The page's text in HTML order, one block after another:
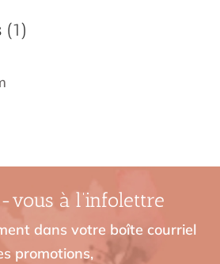
(1)
vous à l’infolettre
dans votre boîte courriel
promotions,